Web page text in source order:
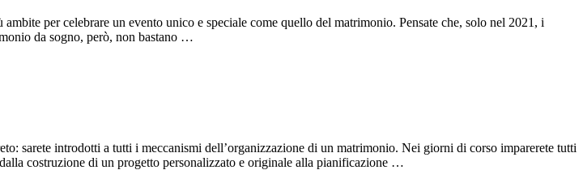
per celebrare un evento unico e speciale come quello del matrimonio. Pensate che, solo nel 2021, i
da sogno, però, non bastano …
sarete introdotti a tutti i meccanismi dell’organizzazione di un matrimonio. Nei giorni di corso imparerete tutti
costruzione di un progetto personalizzato e originale alla pianificazione …